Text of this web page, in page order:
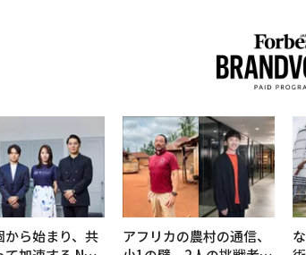
から始まり、共
アフリカの農村の通信、